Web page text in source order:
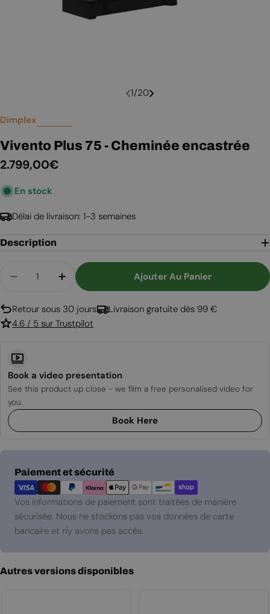
1/20
Dimplex
Vivento Plus 75 - Cheminée encastrée
Prix
régulier
2.799,00€
En stock
Délai de livraison: 1-3 semaines
Description
Diminuer La Quantité Pour Vivento Plus 75 -
Augmenter La Quantité Pour Vivento
Ajouter Au Panier
Retour sous 30 jours
Livraison gratuite dès 99 €
4.6 / 5 sur Trustpilot
Book a video presentation
See this product up close - we film a free personalised video for
you.
Book Here
Paiement et sécurité
Modes
de
paiement
Vos informations de paiement sont traitées de manière
sécurisée. Nous ne stockons pas vos données de carte
bancaire et n'y avons pas accès.
Autres versions disponibles